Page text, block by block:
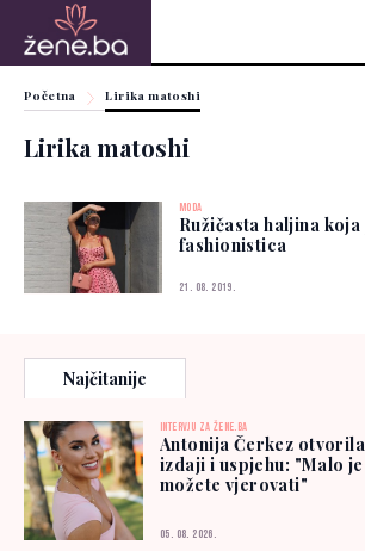
Početna Lirika matoshi
Lirika matoshi
MODA
Ružičasta haljina
fashionistica
21. 08. 2019.
Najčitanije
INTERVJU ZA ŽENE.BA
Antonija Čerkez
izdaji i uspjehu: "Malo
možete vjerovati"
05. 08. 2026.